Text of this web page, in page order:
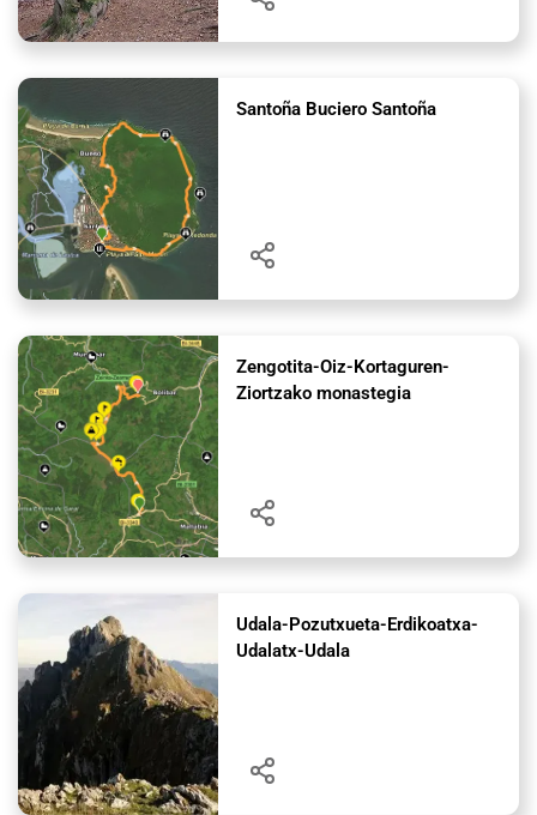
Santoña Buciero Santoña
Zengotita-Oiz-Kortaguren-
Ziortzako monastegia
Udala-Pozutxueta-Erdikoatxa-
Udalatx-Udala